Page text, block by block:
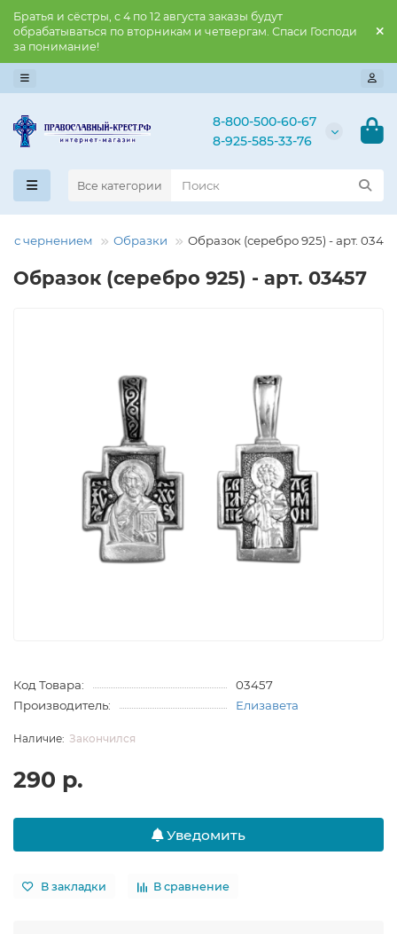
Братья и сёстры, с 4 по 12 августа заказы будут
обрабатываться по вторникам и четвергам. Спаси Господи
за понимание!
8-800-500-60-67
8-925-585-33-76
Все категории
с чернением Образки Образок (серебро 925) - арт. 03457
Образок (серебро 925) - арт. 03457
Код Товара:
03457
Производитель:
Елизавета
Закончился
290 р.
Уведомить
В закладки В сравнение